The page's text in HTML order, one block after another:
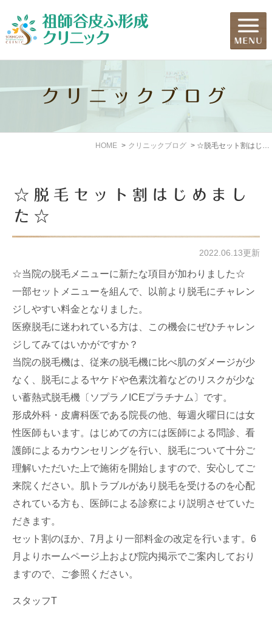
クリニックブログ
HOME クリニックブログ ☆脱毛セット割はじめました☆
☆脱毛セット割はじめまし
た☆
2022.06.13更新
☆当院の脱毛メニューに新たな項目が加わりました☆
一部セットメニューを組んで、以前より脱毛にチャレン
ジしやすい料金となりました。
医療脱毛に迷われている方は、この機会にぜひチャレン
ジしてみてはいかがですか？
当院の脱毛機は、従来の脱毛機に比べ肌のダメージが少
なく、脱毛によるヤケドや色素沈着などのリスクが少な
い蓄熱式脱毛機〔ソプラノICEプラチナム〕です。
形成外科・皮膚科医である院長の他、毎週火曜日には女
性医師もいます。はじめての方には医師による問診、看
護師によるカウンセリングを行い、脱毛について十分ご
理解いただいた上で施術を開始しますので、安心してご
来院ください。肌トラブルがあり脱毛を受けるのを心配
されている方も、医師による診察により説明させていた
だきます。
セット割のほか、7月より一部料金の改定を行います。6
月よりホームページ上および院内掲示でご案内しており
ますので、ご参照ください。
スタッフT